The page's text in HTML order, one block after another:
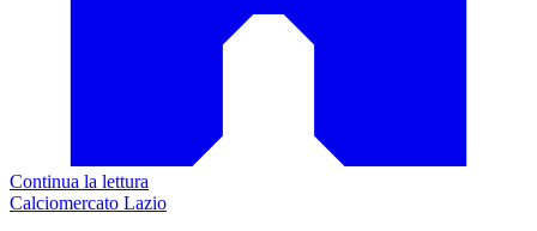
Continua la lettura
Calciomercato Lazio